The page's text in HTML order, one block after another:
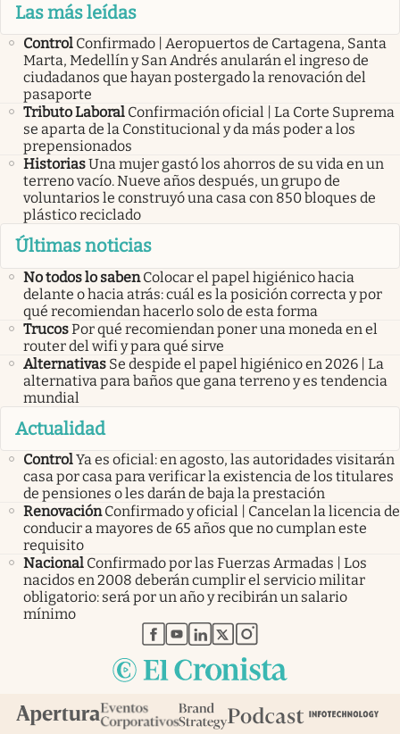
Las más leídas
Control Confirmado | Aeropuertos de Cartagena, Santa
Marta, Medellín y San Andrés anularán el ingreso de
ciudadanos que hayan postergado la renovación del
pasaporte
Tributo Laboral Confirmación oficial | La Corte Suprema
se aparta de la Constitucional y da más poder a los
prepensionados
HistoriasUna mujer gastó los ahorros de su vida en un
terreno vacío. Nueve años después, un grupo de
voluntarios le construyó una casa con 850 bloques de
plástico reciclado
Últimas noticias
No todos lo saben Colocar el papel higiénico hacia
delante o hacia atrás: cuál es la posición correcta y por
qué recomiendan hacerlo solo de esta forma
TrucosPor qué recomiendan poner una moneda en el
router del wifi y para qué sirve
Alternativas Se despide el papel higiénico en 2026 | La
alternativa para baños que gana terreno y es tendencia
mundial
Actualidad
ControlYa es oficial: en agosto, las autoridades visitarán
casa por casa para verificar la existencia de los titulares
de pensiones o les darán de baja la prestación
Renovación Confirmado y oficial | Cancelan la licencia de
conducir a mayores de 65 años que no cumplan este
requisito
Nacional Confirmado por las Fuerzas Armadas | Los
nacidos en 2008 deberán cumplir el servicio militar
obligatorio: será por un año y recibirán un salario
mínimo
abre en nueva pestaña
abre en nueva pestaña
abre en nueva pestaña
abre en nueva pestaña
abre en nueva pestaña